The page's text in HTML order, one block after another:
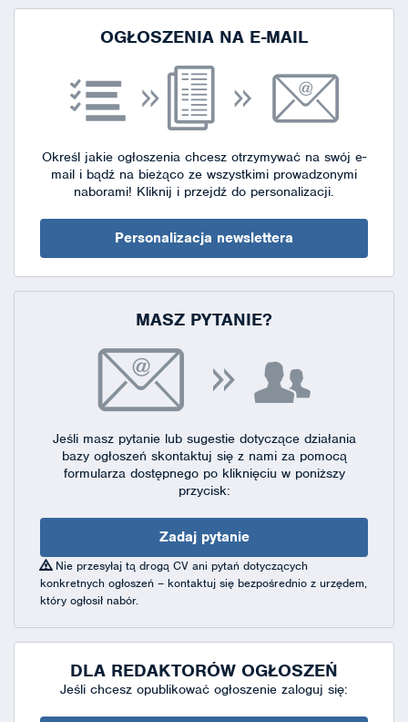
OGŁOSZENIA NA E-MAIL
Określ jakie ogłoszenia chcesz otrzymywać na swój e-
mail i bądź na bieżąco ze wszystkimi prowadzonymi
naborami! Kliknij i przejdź do personalizacji.
Personalizacja newslettera
MASZ PYTANIE?
Jeśli masz pytanie lub sugestie dotyczące działania
bazy ogłoszeń skontaktuj się z nami za pomocą
formularza dostępnegopo kliknięciu w poniższy
przycisk:
Zadaj pytanie
Nie przesyłaj tą drogą CV ani pytań dotyczących
konkretnych ogłoszeń – kontaktuj się bezpośrednio z urzędem,
który ogłosił nabór.
DLA REDAKTORÓW OGŁOSZEŃ
Jeśli chcesz opublikować ogłoszenie zaloguj się: